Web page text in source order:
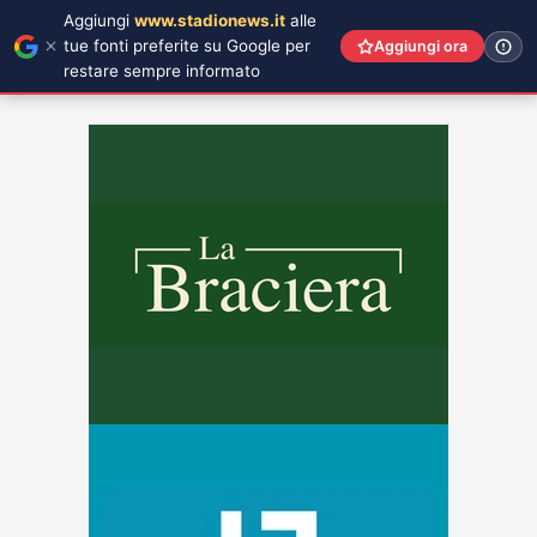
Aggiungi www.stadionews.it alle
tue fonti preferite su Google per
restare sempre informato
Aggiungi ora